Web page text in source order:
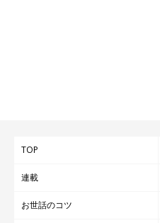
TOP
連載
お世話のコツ